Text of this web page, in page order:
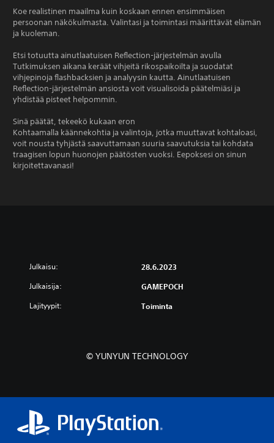
Koe realistinen maailma kuin koskaan ennen ensimmäisen
persoonan näkökulmasta. Valintasi ja toimintasi määrittävät elämän
ja kuoleman.
Etsi totuutta ainutlaatuisen Reflection-järjestelmän avulla
Tutkimuksen aikana keräät vihjeitä rikospaikoilta ja suodatat
vihjepinoja flashbacksien ja analyysin kautta. Ainutlaatuisen
Reflection-järjestelmän ansiosta voit visualisoida päätelmiäsi ja
yhdistää pisteet helpommin.
Sinä päätät, tekeekö kukaan eron
Kohtaamalla käännekohtia ja valintoja, jotka muuttavat kohtaloasi,
voit nousta tyhjästä saavuttamaan suuria saavutuksia tai kohdata
traagisen lopun huonojen päätösten vuoksi. Eepoksesi on sinun
kirjoitettavanasi!
Julkaisu: 28.6.2023
Julkaisija: GAMEPOCH
Lajityypit: Toiminta
© YUNYUN TECHNOLOGY